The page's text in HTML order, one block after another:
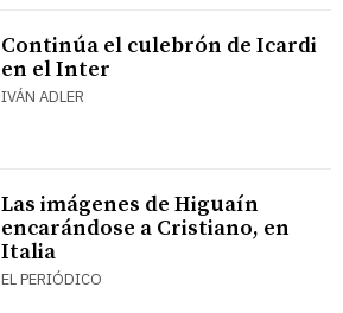
Continúa el culebrón de Icardi
en el Inter
IVÁN ADLER
Las imágenes de Higuaín
encarándose a Cristiano, en
Italia
EL PERIÓDICO